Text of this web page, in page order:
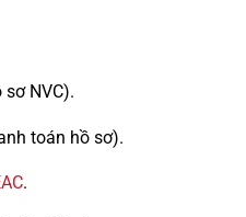
sơ NVC).
toán hồ sơ).
.